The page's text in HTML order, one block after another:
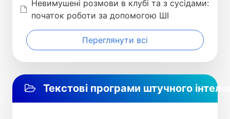
Невимушені розмови в клубі та з сусідами:
початок роботи за допомогою ШІ
Переглянути всі
Текстові програми штучного